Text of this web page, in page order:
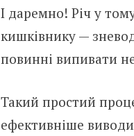
І даремно! Річ у
кишківнику —
повинні випивати
Такий простий
ефективніше